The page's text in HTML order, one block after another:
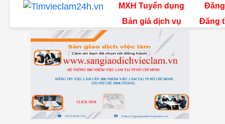
MXH Tuyển dụng
Bản giá dịch vụ
Đăng